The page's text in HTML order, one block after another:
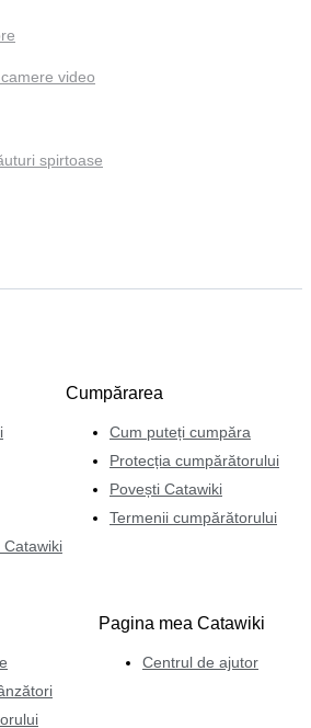
video
spirtoase
Catawiki
Cumpărarea
Cum puteți cumpăra
Protecția cumpărătorului
Povești Catawiki
Termenii cumpărătorului
Pagina mea Catawiki
Centrul de ajutor